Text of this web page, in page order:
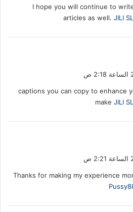
I hope you will continue to
articles as well. JILI
captions you can copy to enhance
make JILI
Thanks for making my experience